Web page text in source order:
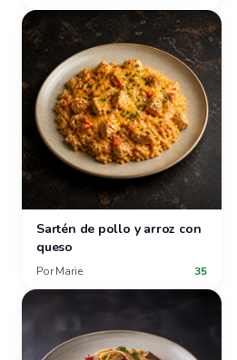
Sartén de pollo y arroz con
queso
Por Marie 35